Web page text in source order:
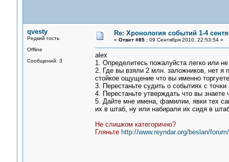
qvesty
Редкий гость
Offline
Сообщений: 3
Re: Хронология событий 1-4
« Ответ #85 :09 Сентября 2010, 22:53:54 »
alex
1. Определитесь пожалуйста легко или
2. Где вы взяли 2 млн. заложников, нет
стойкое ощущение что вы именно
3. Перестаньте судить о событиях с
4. Перестаньте утверждать что вы
5. Дайте мне имена, фамилии, явки тех
их в штаб, ну или набирали их сидя в
Не слишком категорично?
Гляньте http://www.reyndar.org/beslan/